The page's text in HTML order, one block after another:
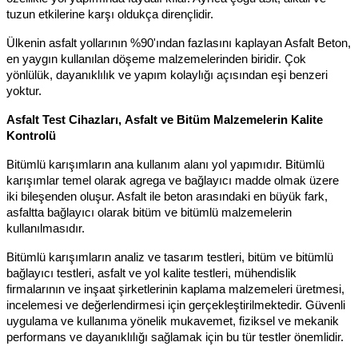
tuzun etkilerine karşı oldukça dirençlidir.
Ülkenin asfalt yollarının %90'ından fazlasını kaplayan Asfalt Beton,
en yaygın kullanılan döşeme malzemelerinden biridir. Çok
yönlülük, dayanıklılık ve yapım kolaylığı açısından eşi benzeri
yoktur.
Asfalt Test Cihazları, Asfalt ve Bitüm Malzemelerin Kalite
Kontrolü
Bitümlü karışımların ana kullanım alanı yol yapımıdır. Bitümlü
karışımlar temel olarak agrega ve bağlayıcı madde olmak üzere
iki bileşenden oluşur. Asfalt ile beton arasındaki en büyük fark,
asfaltta bağlayıcı olarak bitüm ve bitümlü malzemelerin
kullanılmasıdır.
Bitümlü karışımların analiz ve tasarım testleri, bitüm ve bitümlü
bağlayıcı testleri, asfalt ve yol kalite testleri, mühendislik
firmalarının ve inşaat şirketlerinin kaplama malzemeleri üretmesi,
incelemesi ve değerlendirmesi için gerçekleştirilmektedir. Güvenli
uygulama ve kullanıma yönelik mukavemet, fiziksel ve mekanik
performans ve dayanıklılığı sağlamak için bu tür testler önemlidir.